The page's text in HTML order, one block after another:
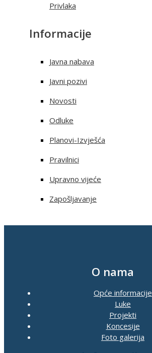
Privlaka
Informacije
Javna nabava
Javni pozivi
Novosti
Odluke
Planovi-Izvješća
Pravilnici
Upravno vijeće
Zapošljavanje
O nama
Opće informacije
Luke
Projekti
Koncesije
Foto galerija